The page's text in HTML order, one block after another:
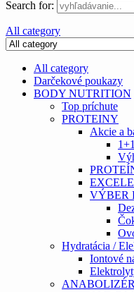
Search for:
All category
All category
Darčekové poukazy
BODY NUTRITION
Top príchute
PROTEINY
Akcie a
VÝBER
Hydratácia /
Iontové